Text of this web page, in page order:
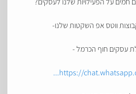
ווטס אפ השקטות שלנו-
עסקים חוף הכרמל -
https://